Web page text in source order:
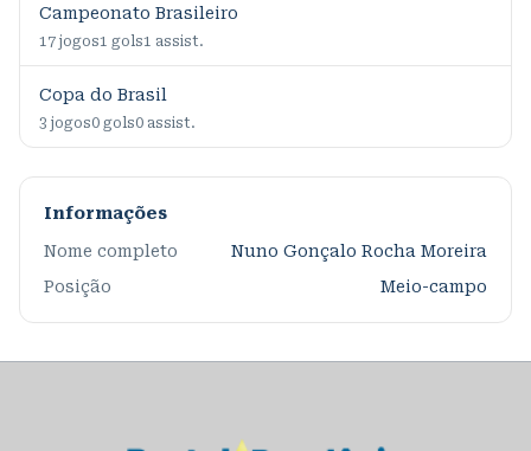
Campeonato Brasileiro
17 jogos1 gols1 assist.
Copa do Brasil
3 jogos0 gols0 assist.
Informações
Nome completo
Nuno Gonçalo Rocha Moreira
Posição
Meio-campo